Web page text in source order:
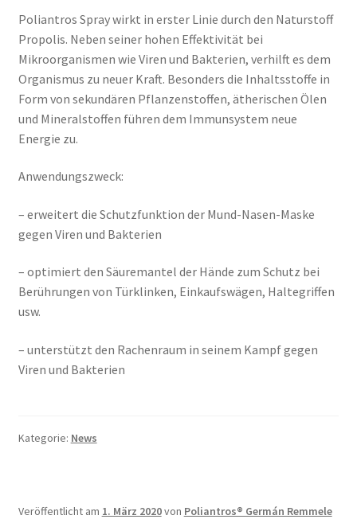
Poliantros Spray wirkt in erster Linie durch den Naturstoff
Propolis. Neben seiner hohen Effektivität bei
Mikroorganismen wie Viren und Bakterien, verhilft es dem
Organismus zu neuer Kraft. Besonders die Inhaltsstoffe in
Form von sekundären Pflanzenstoffen, ätherischen Ölen
und Mineralstoffen führen dem Immunsystem neue
Energie zu.
Anwendungszweck:
– erweitert die Schutzfunktion der Mund-Nasen-Maske
gegen Viren und Bakterien
– optimiert den Säuremantel der Hände zum Schutz bei
Berührungen von Türklinken, Einkaufswägen, Haltegriffen
usw.
– unterstützt den Rachenraum in seinem Kampf gegen
Viren und Bakterien
Kategorie: News
Veröffentlicht am 1. März 2020von Poliantros® Germán Remmele